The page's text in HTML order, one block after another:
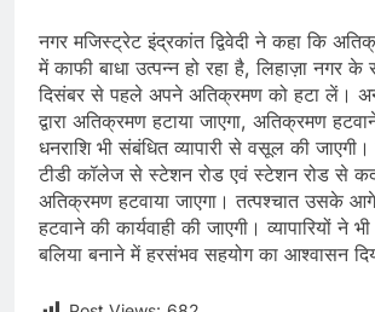
नगर मजिस्ट्रेट इंद्रकांत द्विवेदी ने कहा कि
में काफी बाधा उत्पन्न हो रहा है, लिहाज़ा नगर के
दिसंबर से पहले अपने अतिक्रमण को हटा लें।
द्वारा अतिक्रमण हटाया जाएगा, अतिक्रमण
धनराशि भी संबंधित व्यापारी से वसूल की
टीडी कॉलेज से स्टेशन रोड एवं स्टेशन रोड से
अतिक्रमण हटवाया जाएगा। तत्पश्चात उसके
हटवाने की कार्यवाही की जाएगी। व्यापारियों ने
बलिया बनाने में हरसंभव सहयोग का आश्वासन